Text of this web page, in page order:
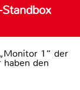
1“ der
den